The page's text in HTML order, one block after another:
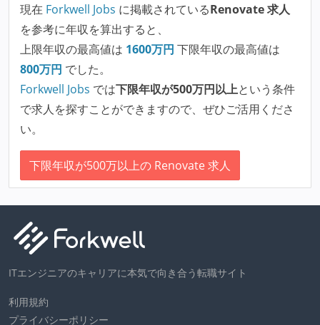
現在 Forkwell Jobs に掲載されているRenovate 求人
を参考に年収を算出すると、
上限年収の最高値は 1600万円 下限年収の最高値は
800万円 でした。
Forkwell Jobs では下限年収が500万円以上という条件
で求人を探すことができますので、ぜひご活用くださ
い。
下限年収が500万以上の Renovate 求人
ITエンジニアのキャリアに本気で向き合う転職サイト
利用規約
プライバシーポリシー